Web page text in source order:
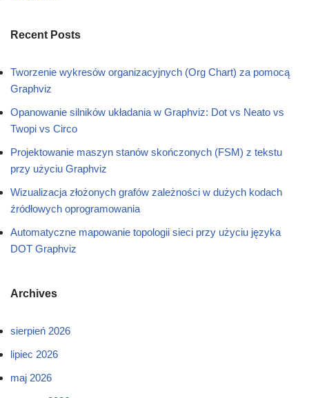
Recent Posts
Tworzenie wykresów organizacyjnych (Org Chart) za pomocą
Graphviz
Opanowanie silników układania w Graphviz: Dot vs Neato vs
Twopi vs Circo
Projektowanie maszyn stanów skończonych (FSM) z tekstu
przy użyciu Graphviz
Wizualizacja złożonych grafów zależności w dużych kodach
źródłowych oprogramowania
Automatyczne mapowanie topologii sieci przy użyciu języka
DOT Graphviz
Archives
sierpień 2026
lipiec 2026
maj 2026